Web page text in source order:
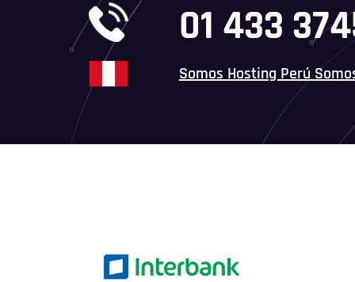
01 433
Somos Hosting Perú